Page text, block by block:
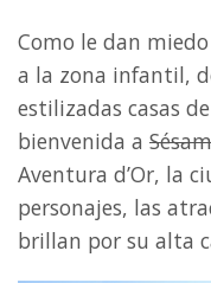
Como le dan
a la zona infantil,
estilizadas casas
bienvenida a
Aventura d’Or, la
personajes, las
brillan por su alta